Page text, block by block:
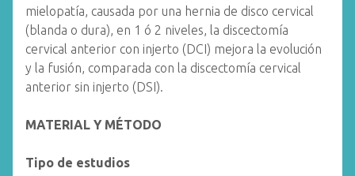
mielopatía, causada por una hernia de disco cervical
(blanda o dura), en 1 ó 2 niveles, la discectomía
cervical anterior con injerto (DCI) mejora la evolución
y la fusión, comparada con la discectomía cervical
anterior sin injerto (DSI).
MATERIAL Y MÉTODO
Tipo de estudios